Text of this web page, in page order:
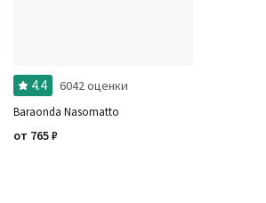
4.4 6042 оценки
Baraonda Nasomatto
от 765₽